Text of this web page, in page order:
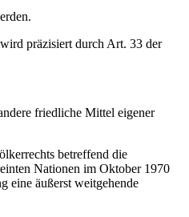
präzisiert durch Art. 33 der
friedliche Mittel eigener
betreffend die
Nationen im Oktober 1970
eine äußerst weitgehende